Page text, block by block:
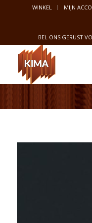
WINKEL MIJN
BEL ONS GERUST